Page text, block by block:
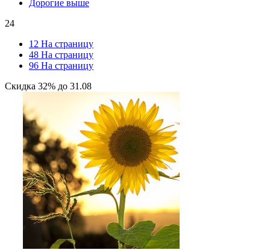
Дорогие выше
24
12 На страницу
48 На страницу
96 На страницу
Скидка 32% до 31.08